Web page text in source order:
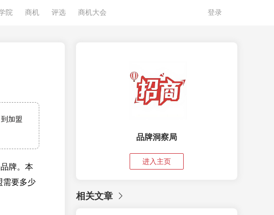
院 商机 评选 商机大会 登录
加盟
牌。本
需要多少
品牌洞察局
进入主页
相关文章